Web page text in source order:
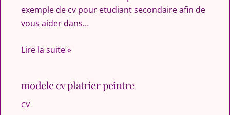
exemple de cv pour etudiant secondaire afin de
vous aider dans…
Lire la suite »
modele cv platrier peintre
CV